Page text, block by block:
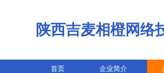
陕西吉麦相橙网络
首页 企业简介